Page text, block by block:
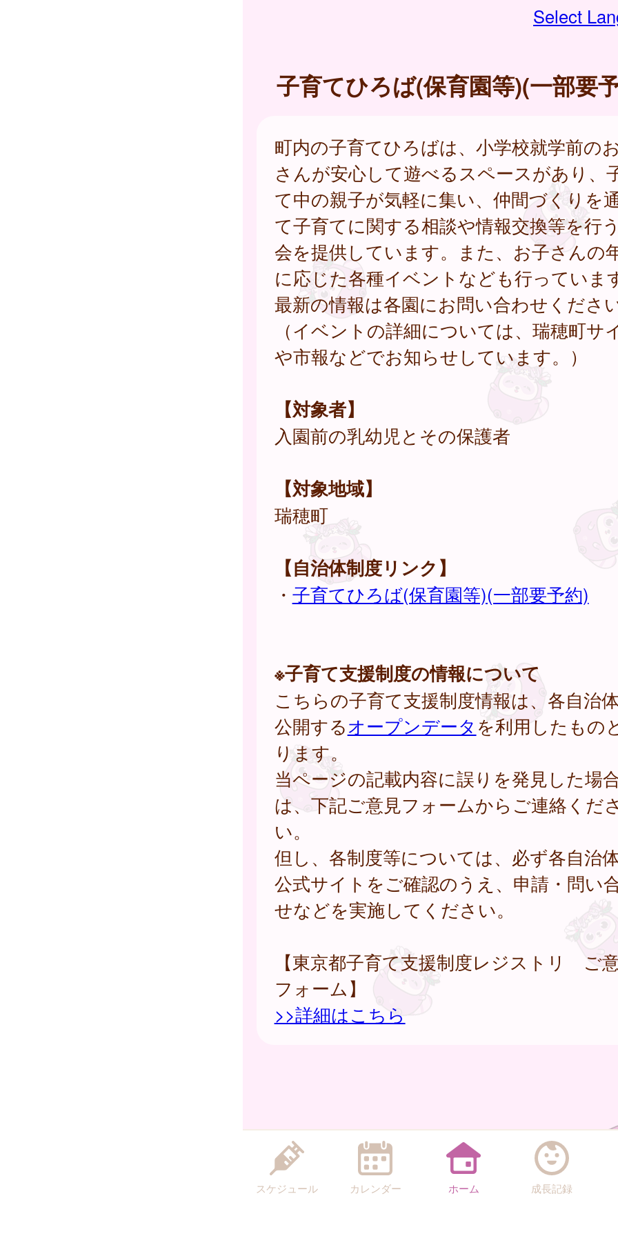
Select
子育てひろば(保育園等)(一部要
町内の子育てひろばは、小学校就学前の
さんが安心して遊べるスペースがあり、
て中の親子が気軽に集い、仲間づくりを
て子育てに関する相談や情報交換等を行
会を提供しています。また、お子さんの
に応じた各種イベントなども行っていま
最新の情報は各園にお問い合わせくださ
（イベントの詳細については、瑞穂町サ
や市報などでお知らせしています。）
【対象者】
入園前の乳幼児とその保護者
【対象地域】
瑞穂町
【自治体制度リンク】
・ 子育てひろば(保育園等)(一部要予約)
※子育て支援制度の情報について
こちらの子育て支援制度情報は、各自治
公開するオープンデータ を利用したもの
ります。
当ページの記載内容に誤りを発見した場
は、下記ご意見フォームからご連絡くだ
い。
但し、各制度等については、必ず各自治
公式サイトをご確認のうえ、申請・問い
せなどを実施してください。
【東京都子育て支援制度レジストリ ご
フォーム】
>>詳細はこちら
スケジュール カレンダー ホーム 成長記録